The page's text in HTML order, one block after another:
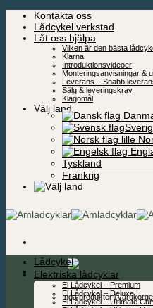
Skip
content
Kontakta oss
Lådcykel verkstad
Låt oss hjälpa
Vilken är den bästa
Klarna
Introduktionsvideoer
Monteringsanvisningar &
Leverans – Snabb
Sälg & leveringskrav
Klagomål
Välj land
Tyskland
Frankrig
0,00kr
Inga produkter i
Lådcykel
Elektriska lådcyklar
El Lådcykel – Premium
El Lådcykel – Deluxe
El Lådcykel – Ultimate